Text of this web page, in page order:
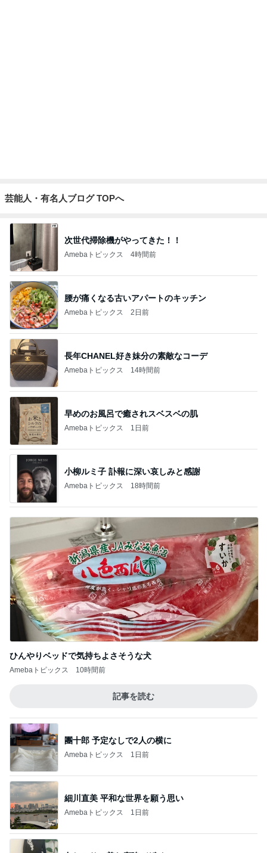
芸能人・有名人ブログ TOPへ
次世代掃除機がやってきた！！
Amebaトピックス 4時間前
腰が痛くなる古いアパートのキッチン
Amebaトピックス 2日前
長年CHANEL好き妹分の素敵なコーデ
Amebaトピックス 14時間前
早めのお風呂で癒されスベスベの肌
Amebaトピックス 1日前
小柳ルミ子 訃報に深い哀しみと感謝
Amebaトピックス 18時間前
ひんやりベッドで気持ちよさそうな犬
Amebaトピックス 10時間前
記事を読む
團十郎 予定なしで2人の横に
Amebaトピックス 1日前
細川直美 平和な世界を願う思い
Amebaトピックス 1日前